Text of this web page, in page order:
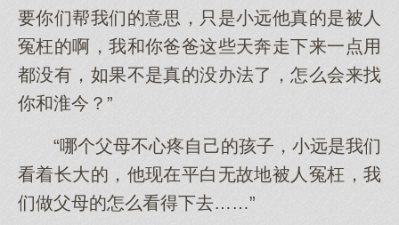
要你们帮我们的意思，只是小远他真的是被人
冤枉的啊，我和你爸爸这些天奔走下来一点用
都没有，如果不是真的没办法了，怎么会来找
你和淮今？”
“哪个父母不心疼自己的孩子，小远是我们
看着长大的，他现在平白无故地被人冤枉，我
们做父母的怎么看得下去……”